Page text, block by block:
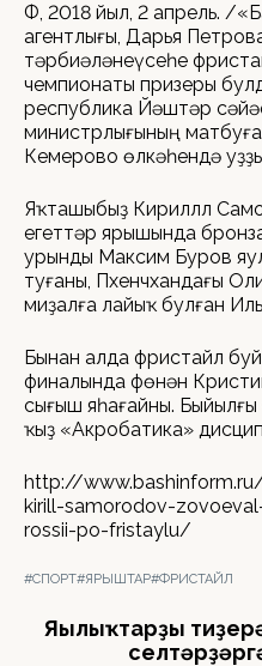
ӨФӨ, 2018 йыл, 2 апрель.
агентлығы, Дарья
тәрбиәләнеүсеһе
чемпионаты призеры
республика Йәштәр
министрлығының
Кемерово өлкәһендә
Яҡташыбыҙ Кириллл
егеттәр ярышында
урынды Максим Буров
туғаны, Пхенчхандағы
миҙалға лайыҡ булған
Бынан алда фристайл
финалында Өфөнән
сығыш яһағайны.
ҡыҙ «Акробатика»
http://
kirill-samorodov-
rossii-po-fristaylu/
#СПОРТ#ЯРЫШТАР#ФРИСТАЙЛ
Яңылыҡтарҙы